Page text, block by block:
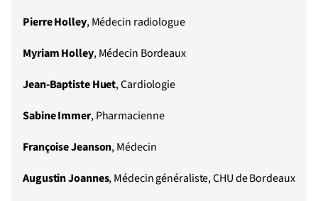
Pierre Holley, Médecin radiologue
Myriam Holley, Médecin Bordeaux
Jean-Baptiste Huet, Cardiologie
Sabine Immer, Pharmacienne
Françoise Jeanson, Médecin
Augustin Joannes, Médecin généraliste, CHU de Bordeaux